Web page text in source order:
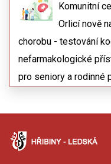
Komunitní
Orlicí nově
chorobu - testování
nefarmakologické
pro seniory a rodinné